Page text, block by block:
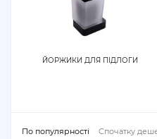
ЙОРЖИКИ ДЛЯ ПІДЛОГИ
По популярності Спочатку